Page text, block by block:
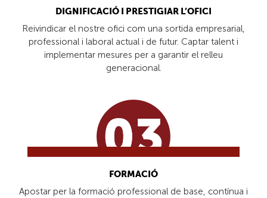
DIGNIFICACIÓ I PRESTIGIAR L’OFICI
Reivindicar el nostre ofici com una sortida empresarial,
professional i laboral actual i de futur. Captar talent i
implementar mesures per a garantir el relleu
generacional.
FORMACIÓ
Apostar per la formació professional de base, contínua i